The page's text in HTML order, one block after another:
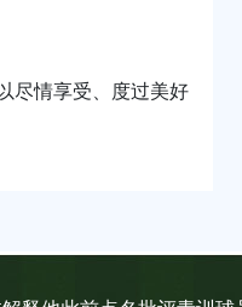
尽情享受、度过美好